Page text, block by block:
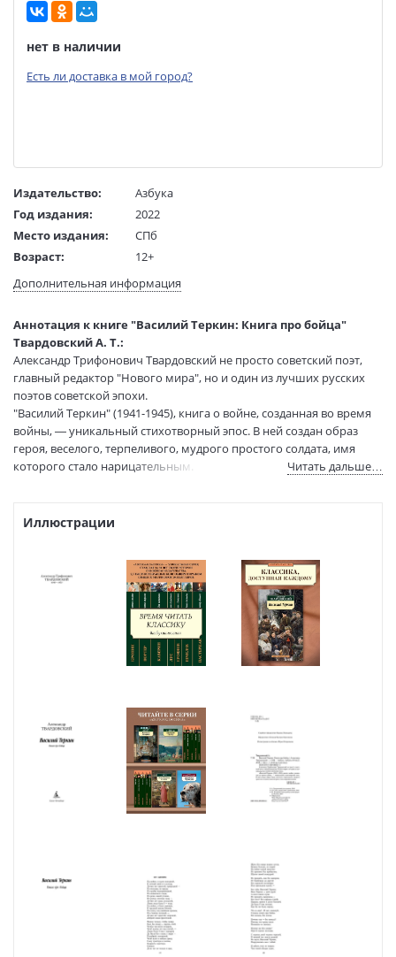
нет в наличии
Есть ли доставка в мой город?
Издательство:
Азбука
Год издания:
2022
Место издания:
СПб
Возраст:
12+
Язык текста:
русский
Формат:
75х100 1/32
Размеры в мм
(ДхШхВ):
Вес:
120 гр.
Страниц:
224
Тираж:
3000 экз.
Код товара:
50016555
Артикул:
9785389088313
Дополнительная информация
Аннотация к книге "Василий Теркин: Книга про бойца"
Твардовский А. Т.:
Александр Трифонович Твардовский не просто советский поэт,
главный редактор "Нового мира", но и один из лучших русских
поэтов советской эпохи.
"Василий Теркин" (1941-1945), книга о войне, созданная во время
войны, — уникальный стихотворный эпос. В ней создан образ
героя, веселого, терпеливого, мудрого простого солдата, имя
которого стало нарицательным.
Читать дальше…
Иллюстрации